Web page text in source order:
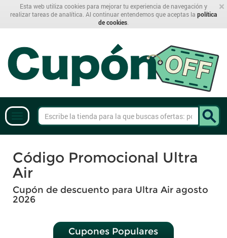
×
Esta web utiliza cookies para mejorar tu experiencia de navegación y
realizar tareas de analítica. Al continuar entendemos que aceptas la política
de cookies
Código Promocional Ultra
Air
Cupón de descuento para Ultra Air agosto
2026
Cupones Populares